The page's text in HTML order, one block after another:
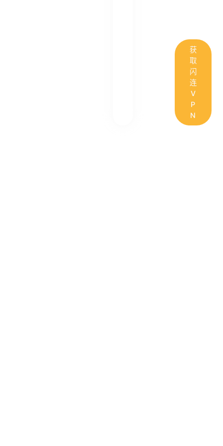
获
取
闪
连
V
P
N